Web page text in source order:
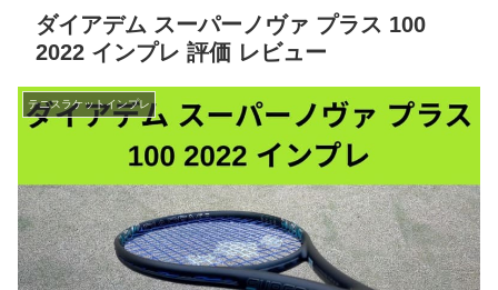
ダイアデム スーパーノヴァ プラス 100
2022 インプレ 評価 レビュー
テニスラケットインプレ